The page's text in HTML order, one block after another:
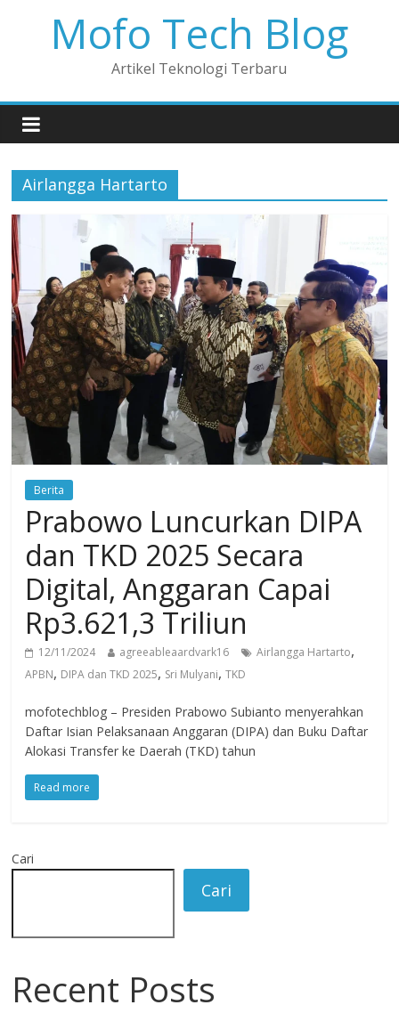
Mofo Tech Blog
Artikel Teknologi Terbaru
Airlangga Hartarto
Berita
Prabowo Luncurkan DIPA
dan TKD 2025 Secara
Digital, Anggaran Capai
Rp3.621,3 Triliun
12/11/2024 agreeableaardvark16 Airlangga Hartarto,
APBN, DIPA dan TKD 2025, Sri Mulyani,TKD
mofotechblog – Presiden Prabowo Subianto menyerahkan
Daftar Isian Pelaksanaan Anggaran (DIPA) dan Buku Daftar
Alokasi Transfer ke Daerah (TKD) tahun
Read more
Cari
Cari
Recent Posts